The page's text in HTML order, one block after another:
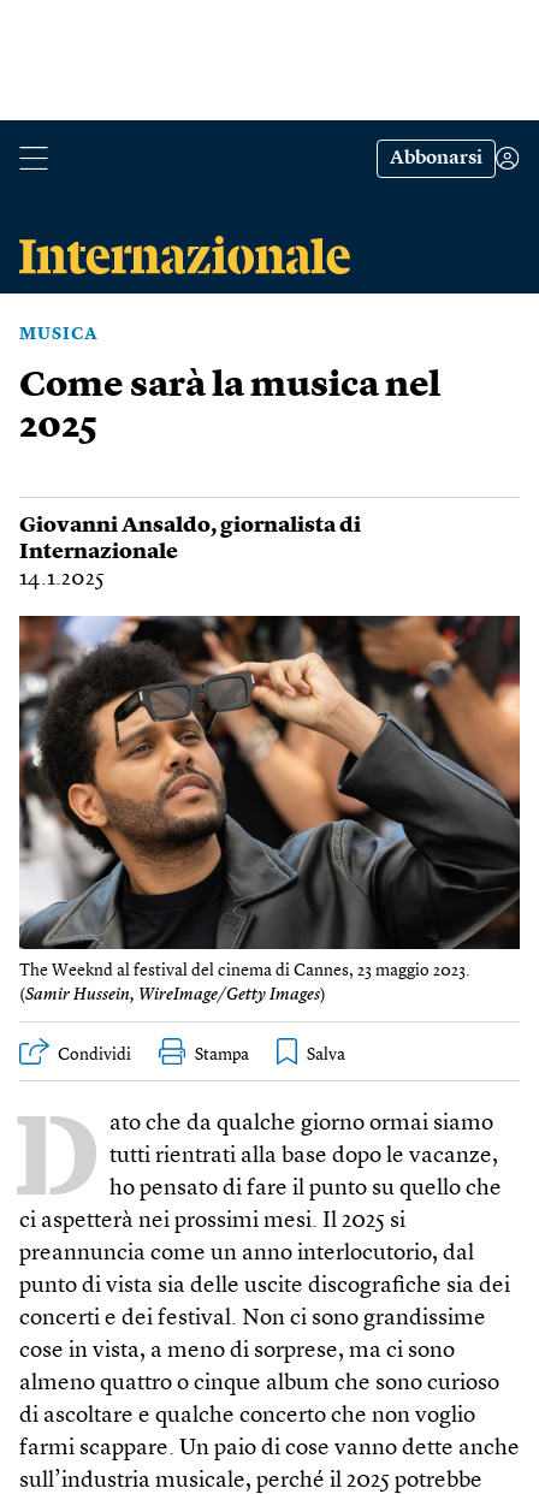
Abbonarsi
MUSICA
Come sarà la musica nel
2025
Giovanni Ansaldo, giornalista di
Internazionale
14.1.2025
The Weeknd al festival del cinema di Cannes, 23 maggio 2023.
(Samir Hussein, WireImage/Getty Images)
Condividi Stampa
D
ato che da qualche giorno ormai siamo
tutti rientrati alla base dopo le vacanze,
ho pensato di fare il punto su quello che
ci aspetterà nei prossimi mesi. Il 2025 si
preannuncia come un anno interlocutorio, dal
punto di vista sia delle uscite discografiche sia dei
concerti e dei festival. Non ci sono grandissime
cose in vista, a meno di sorprese, ma ci sono
almeno quattro o cinque album che sono curioso
di ascoltare e qualche concerto che non voglio
farmi scappare. Un paio di cose vanno dette anche
sull’industria musicale, perché il 2025 potrebbe